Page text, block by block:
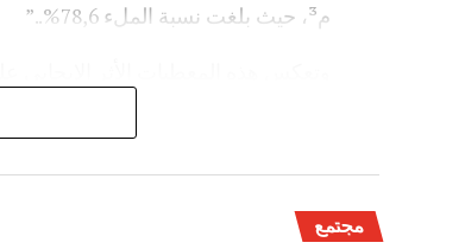
م³، حيث بلغت نسبة الملء 78,6%..”
مجتمع